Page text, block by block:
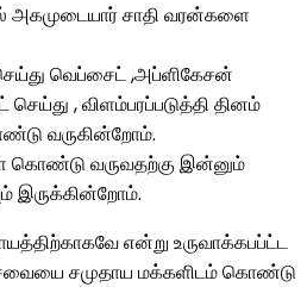
அகமுடையார் சாதி வரன்களை
வெப்சைட் ,அப்ளிகேசன்
, விளம்பரப்படுத்தி தினம்
வருகின்றோம்.
கொண்டு வருவதற்கு இன்னும்
இருக்கின்றோம்.
என்று உருவாக்கபப்ட்ட
சமுதாய மக்களிடம் கொண்டு